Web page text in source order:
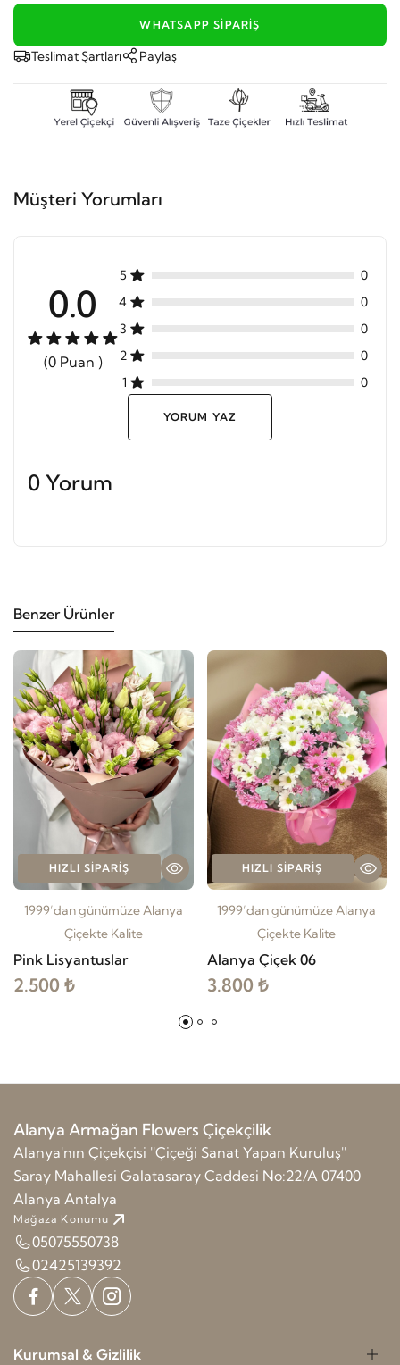
WHATSAPP SIPARIŞ
Teslimat Şartları Paylaş
Müşteri Yorumları
0.0
(0 Puan )
5
0
4
0
3
0
2
0
1
0
YORUM YAZ
0 Yorum
Benzer Ürünler
HIZLI SIPARIŞ
1999’dan günümüze Alanya
Çiçekte Kalite
Pink Lisyantuslar
2.500 ₺
HIZLI SIPARIŞ
1999’dan günümüze Alanya
Çiçekte Kalite
Alanya Çiçek 06
3.800 ₺
Alanya Armağan Flowers Çiçekçilik
Alanya'nın Çiçekçisi ''Çiçeği Sanat Yapan Kuruluş''
Saray Mahallesi Galatasaray Caddesi No:22/A 07400
Alanya Antalya
Mağaza Konumu
05075550738
02425139392
Kurumsal & Gizlilik